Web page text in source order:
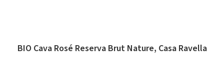
BIO Cava Rosé Reserva Brut Nature, Casa Ravella